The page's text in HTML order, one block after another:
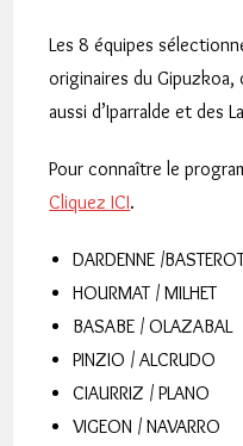
Les 8 équipes
originaires du Gipuzkoa,
aussi d’Iparralde et des
Pour connaître le
Cliquez ICI.
DARDENNE /
HOURMAT / MILHET
BASABE / OLAZABAL
PINZIO / ALCRUDO
CIAURRIZ / PLANO
VIGEON / NAVARRO